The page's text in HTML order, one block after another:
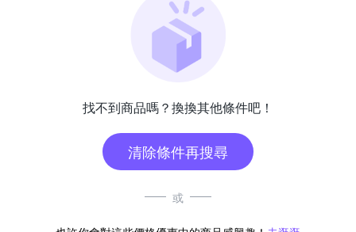
找不到商品嗎？換換其他條件吧！
清除條件再搜尋
或